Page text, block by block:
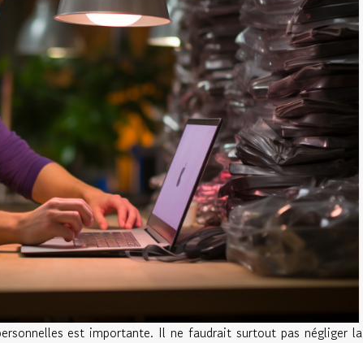
est importante. Il ne faudrait surtout pas négliger la